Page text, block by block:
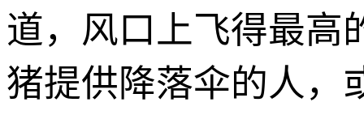
道，风口上飞得最高
猪提供降落伞的人，